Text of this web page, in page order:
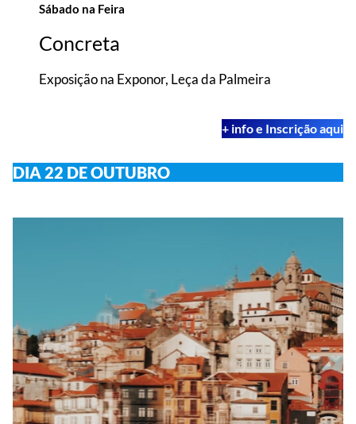
Sábado na Feira
Concreta
Exposição na Exponor, Leça da Palmeira
+ info e Inscrição aqui
DIA 22 DE OUTUBRO